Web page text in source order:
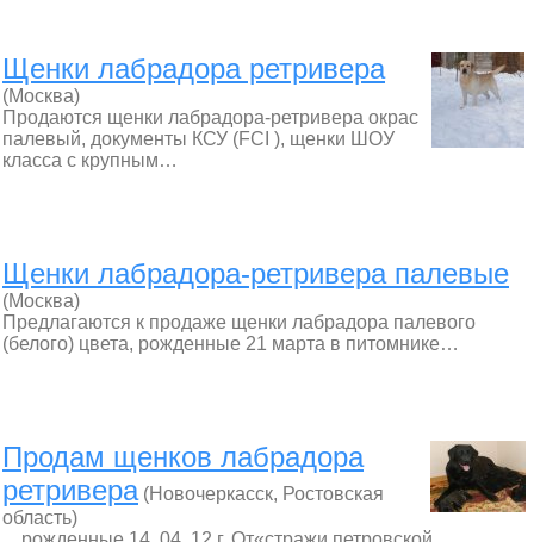
Щенки лабрадора ретривера
(Москва)
Продаются щенки лабрадора-ретривера окрас
палевый, документы КСУ (FCI ), щенки ШОУ
класса с крупным…
Щенки лабрадора-ретривера палевые
(Москва)
Предлагаются к продаже щенки лабрадора палевого
(белого) цвета, рожденные 21 марта в питомнике…
Продам щенков лабрадора
ретривера(Новочеркасск, Ростовская
область)